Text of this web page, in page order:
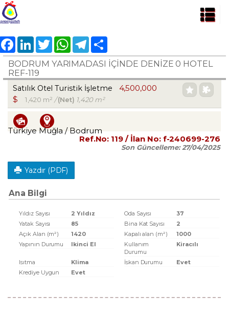
FacebookLinkedInTwitter WhatsAppTelegram
BODRUM YARIMADASI İÇİNDE DENİZE 0 HOTEL
REF-119
Satılık Otel Turistik İşletme
4,500,000
$
1,420 m² /(Net) 1,420 m²
Türkiye Muğla / Bodrum
Ref.No: 119 / İlan No: f-240699-276
Son Güncelleme:27/04/2025
Yazdır (PDF)
Ana Bilgi
Yıldız Sayısı 2 Yıldız Oda Sayısı
37
Yatak Sayısı
85 Bina Kat Sayısı
2
Açık Alan (m²)
1420 Kapalı alan (m²)
1000
Yapının Durumu
Ikinci El
Kullanım
Durumu
Kiracılı
Isıtma Klima İskan Durumu
Evet
Krediye Uygun
Evet